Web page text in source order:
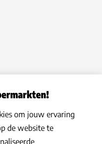
|Hoe werkt het |
|Cookies
rechten voorbehouden
om jouw ervaring
de website te